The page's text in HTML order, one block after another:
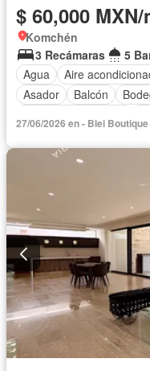
$ 60,000
Komchén
3 Recámaras
5
Agua
Aire
Asador
Balcón
Cuarto de
Electricidad
Sala polivalente
Terraza
Zonas
Permite niños
Solo
27/06/2026 en - Blei